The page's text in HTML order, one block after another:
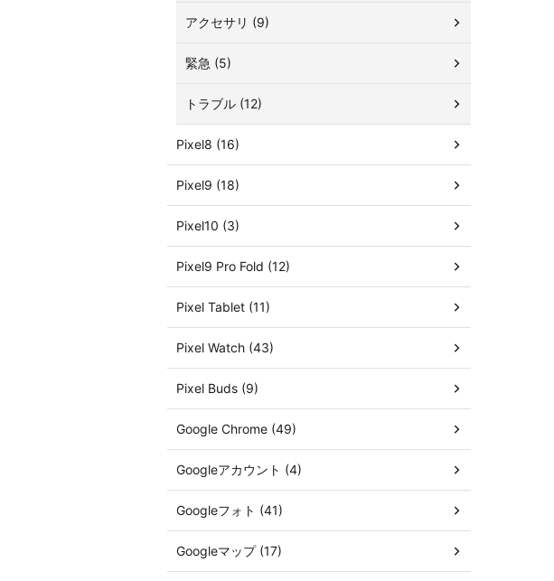
アクセサリ (9)
緊急 (5)
トラブル (12)
Pixel8 (16)
Pixel9 (18)
Pixel10 (3)
Pixel9 Pro Fold (12)
Pixel Tablet (11)
Pixel Watch (43)
Pixel Buds (9)
Google Chrome (49)
Googleアカウント (4)
Googleフォト (41)
Googleマップ (17)